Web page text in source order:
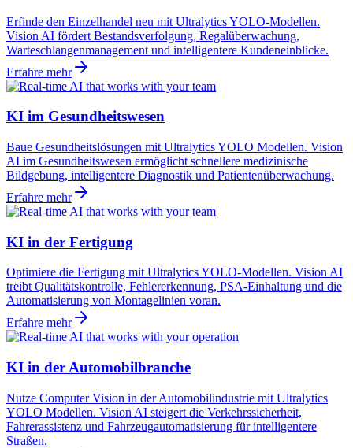
Erfinde den Einzelhandel neu mit Ultralytics YOLO-Modellen.
Vision AI fördert Bestandsverfolgung, Regalüberwachung,
Warteschlangenmanagement und intelligentere Kundeneinblicke.
Erfahre mehr
KI im Gesundheitswesen
Baue Gesundheitslösungen mit Ultralytics YOLO Modellen. Vision
AI im Gesundheitswesen ermöglicht schnellere medizinische
Bildgebung, intelligentere Diagnostik und Patientenüberwachung.
Erfahre mehr
KI in der Fertigung
Optimiere die Fertigung mit Ultralytics YOLO-Modellen. Vision AI
treibt Qualitätskontrolle, Fehlererkennung, PSA-Einhaltung und die
Automatisierung von Montagelinien voran.
Erfahre mehr
KI in der Automobilbranche
Nutze Computer Vision in der Automobilindustrie mit Ultralytics
YOLO Modellen. Vision AI steigert die Verkehrssicherheit,
Fahrerassistenz und Fahrzeugautomatisierung für intelligentere
Straßen.